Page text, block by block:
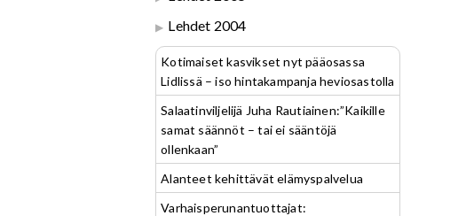
Lehdet 2004
Kotimaiset kasvikset nyt pääosassa
Lidlissä – iso hintakampanja heviosastolla
Salaatinviljelijä Juha Rautiainen:”Kaikille
samat säännöt – tai ei sääntöjä
ollenkaan”
Alanteet kehittävät elämyspalvelua
Varhaisperunantuottajat: